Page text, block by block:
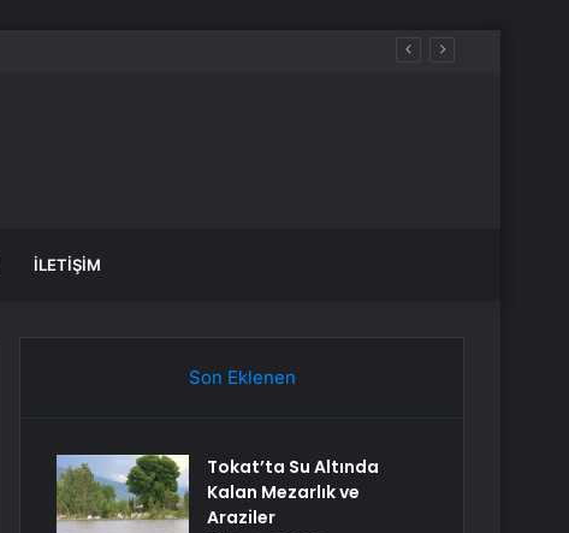
İLETIŞIM
Son Eklenen
Tokat’ta Su Altında
Kalan Mezarlık ve
Araziler